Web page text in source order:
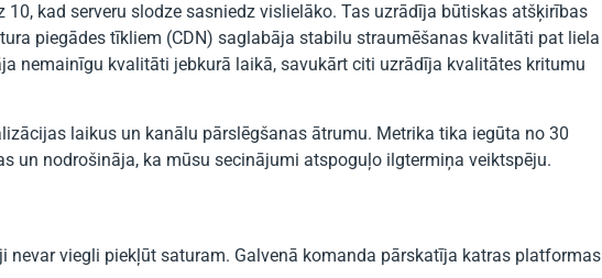
kad serveru slodze sasniedz vislielāko. Tas uzrādīja būtiskas atšķirības
piegādes tīkliem (CDN) saglabāja stabilu straumēšanas kvalitāti pat liela
nemainīgu kvalitāti jebkurā laikā, savukārt citi uzrādīja kvalitātes kritumu
laikus un kanālu pārslēgšanas ātrumu. Metrika tika iegūta no 30
un nodrošināja, ka mūsu secinājumi atspoguļo ilgtermiņa veiktspēju.
viegli piekļūt saturam. Galvenā komanda pārskatīja katras platformas